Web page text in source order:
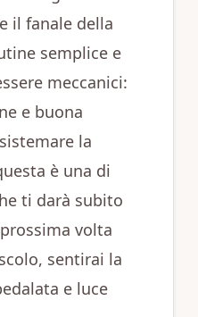
il fanale della
semplice e
meccanici:
e buona
la
è una di
ti darà subito
volta
sentirai la
e luce